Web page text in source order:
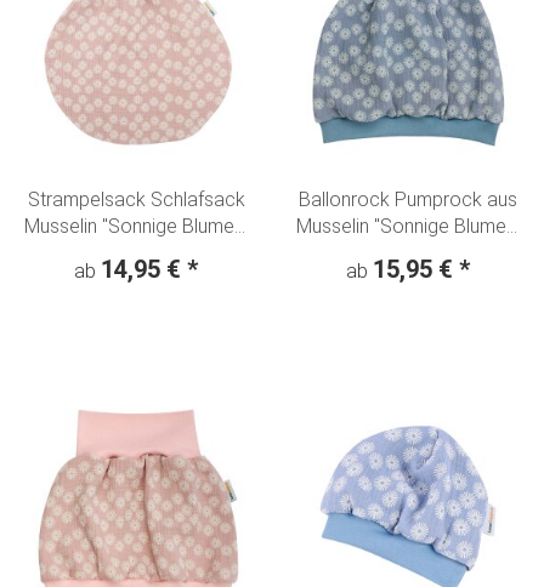
Strampelsack Schlafsack
Musselin "Sonnige Blumen"
ab 14,95 € *
Ballonrock Pumprock aus
Musselin "Sonnige Blumen"
ab 15,95 € *